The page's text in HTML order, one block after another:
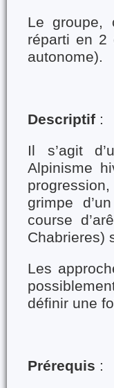
Le groupe,
réparti en 2
autonome).
Descriptif :
Il s’agit
Alpinisme
grimpe
course
Chabrieres)
Les
définir une
Prérequis :